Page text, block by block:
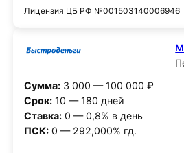
Лицензия ЦБ РФ №001503140006946
Сумма:3 000 — 100 000 ₽
Срок:10 — 180 дней
Ставка:0 — 0,8% в день
ПСК:0 — 292,000% гд.